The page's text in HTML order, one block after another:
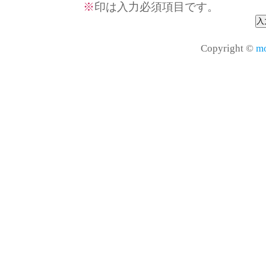
※印は入力必須項目です。
Copyright ©